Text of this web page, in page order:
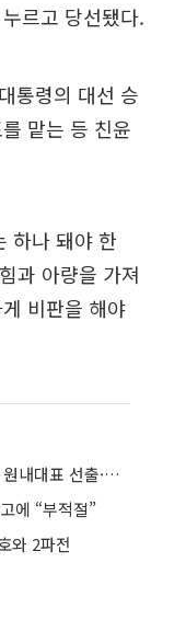
르고 당선됐다.
통령의 대선 승
맡는 등 친윤
하나 돼야 한
과 아량을 가져
비판을 해야
갈라진 韓·秋에 흔들리는 與 지도부…새 원내대표 선출·TF 구성 나서
에 “부적절”
와 2파전